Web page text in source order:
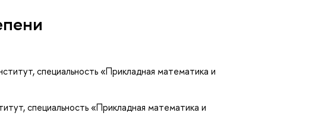
специальность «Прикладная математика и
специальность «Прикладная математика и